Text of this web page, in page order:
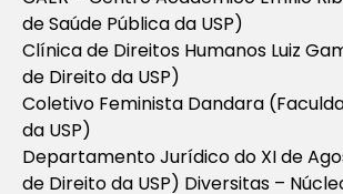
de Saúde Pública da USP)
Clínica de Direitos Humanos Luiz
de Direito da USP)
Coletivo Feminista Dandara
da USP)
Departamento Jurídico do XI de
de Direito da USP) Diversitas –